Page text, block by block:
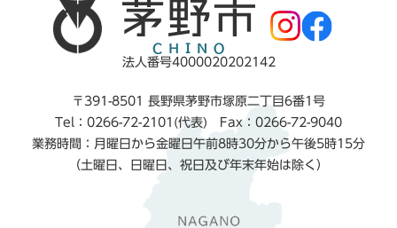
法人番号4000020202142
〒391-8501 長野県茅野市塚原二丁目6番1号
Tel：0266-72-2101(代表) Fax：0266-72-9040
業務時間：月曜日から金曜日午前8時30分から午後5時15分
（土曜日、日曜日、祝日及び年末年始は除く）